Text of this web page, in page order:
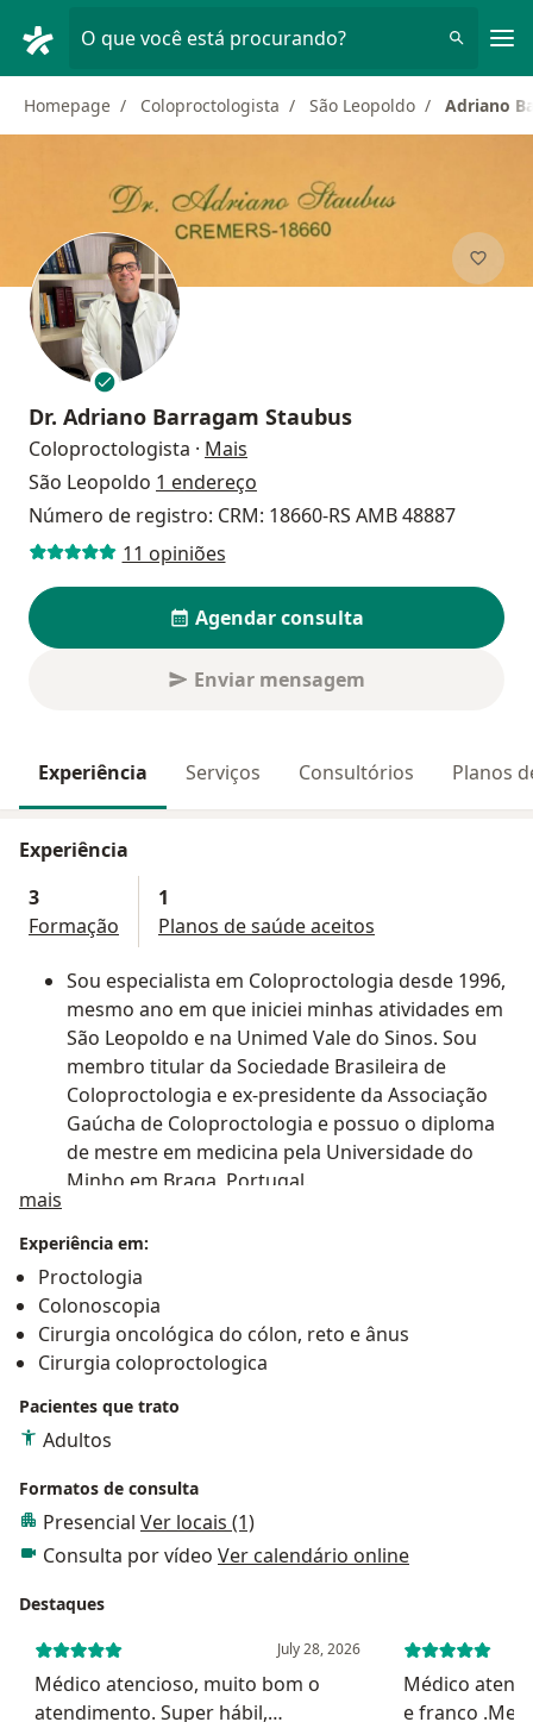
O que você está procurando?
Homepage Coloproctologista São Leopoldo Adriano
Dr. Adriano Barragam Staubus
Coloproctologista · Mais
São Leopoldo 1 endereço
Número de registro: CRM: 18660-RS AMB 48887
11 opiniões
Agendar consulta
Enviar mensagem
Experiência Serviços Consultórios Planos
Experiência
3
Formação
1
Planos de saúde aceitos
Sou especialista em Coloproctologia desde 1996,
mesmo ano em que iniciei minhas atividades em
São Leopoldo e na Unimed Vale do Sinos. Sou
membro titular da Sociedade Brasileira de
Coloproctologia e ex-presidente da Associação
Gaúcha de Coloproctologia e possuo o diploma
de mestre em medicina pela Universidade do
Minho em Braga, Portugal.
uma base sólida de conhecimentos técnicos e
ampla experiência clínica, visando qualidade no
atendimento e cuidado integral do paciente.
Tratamento clínico e cirúrgico de doenças
Tratamento clínico e cirúrgico de doenças do
inflamatórias intestinais, diverticulite, prolapso
retal, entre outras patologias).
Trinta anos de experiência na realização de
colonoscopias, atividade que exerço diariamente
mais
Experiência em:
Proctologia
Colonoscopia
Cirurgia oncológica do cólon, reto e ânus
Cirurgia coloproctologica
Pacientes que trato
Adultos
Formatos de consulta
Presencial Ver locais (1)
Consulta por vídeo Ver calendário online
Destaques
July 28, 2026
Médico atencioso, muito bom o
atendimento. Super hábil,
Médico
e franco